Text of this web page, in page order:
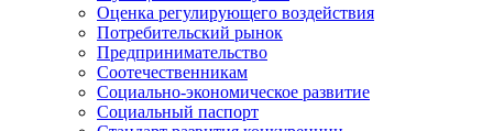
Оценка регулирующего воздействия
Потребительский рынок
Предпринимательство
Соотечественникам
Социально-экономическое развитие
Социальный паспорт